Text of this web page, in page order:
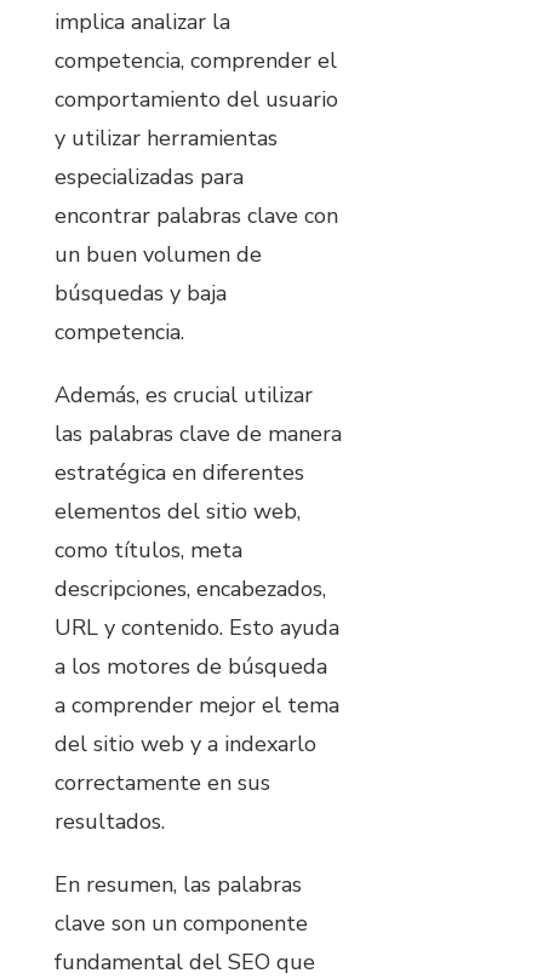
implica analizar la
competencia, comprender el
comportamiento del usuario
y utilizar herramientas
especializadas para
encontrar palabras clave con
un buen volumen de
búsquedas y baja
competencia.
Además, es crucial utilizar
las palabras clave de manera
estratégica en diferentes
elementos del sitio web,
como títulos, meta
descripciones, encabezados,
URL y contenido. Esto ayuda
a los motores de búsqueda
a comprender mejor el tema
del sitio web y a indexarlo
correctamente en sus
resultados.
En resumen, las palabras
clave son un componente
fundamental del SEO que